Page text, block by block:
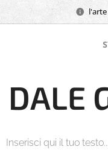
DALE
Inserisci qui il tuo testo...